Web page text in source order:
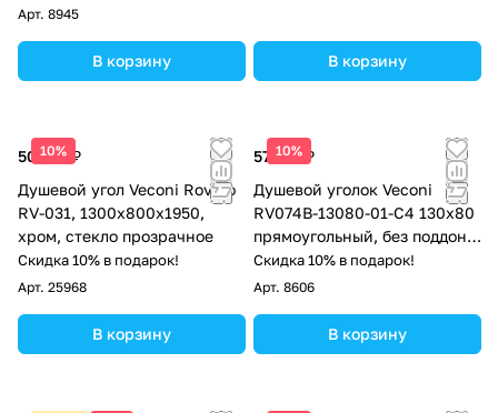
Арт. 8945
В корзину В корзину
10%
50 915 ₽
Душевой угол Veconi Rovigo
RV-031, 1300х800х1950,
хром, стекло прозрачное
Скидка 10% в подарок!
Арт. 25968
В корзину
10%
57 702 ₽
Душевой уголок Veconi
RV074B-13080-01-C4 130x80
прямоугольный, без поддона,
прозрачное стекло, черный
матовый
Скидка 10% в подарок!
Арт. 8606
В корзину